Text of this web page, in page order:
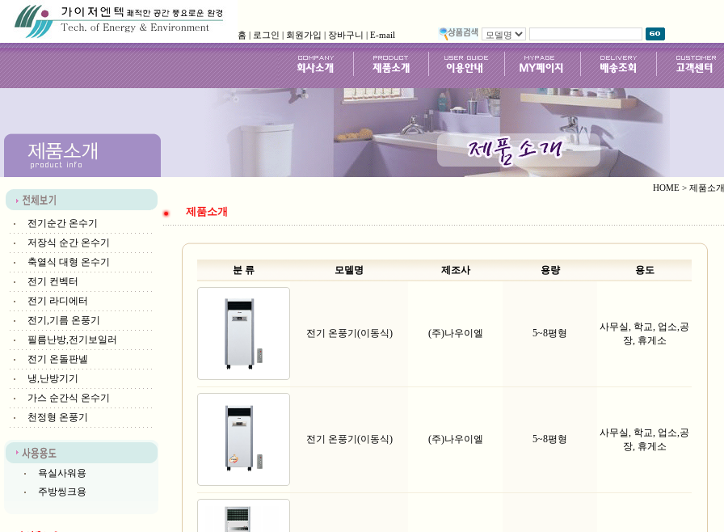
홈 | 로그인 | 회원가입 | 장바구니 | E-mail
전기순간 온수기
저장식 순간 온수기
축열식 대형 온수기
전기 컨벡터
전기 라디에터
전기,기름 온풍기
필름난방,전기보일러
전기 온돌판넬
냉,난방기기
가스 순간식 온수기
천정형 온풍기
욕실사워용
주방씽크용
HOME > 제품소개
제품소개
분 류 모델명 제조사 용량 용도
전기 온풍기(이동식) (주)나우이엘 5~8평형
사무실, 학교, 업소,공
장, 휴게소
전기 온풍기(이동식) (주)나우이엘 5~8평형
사무실, 학교, 업소,공
장, 휴게소